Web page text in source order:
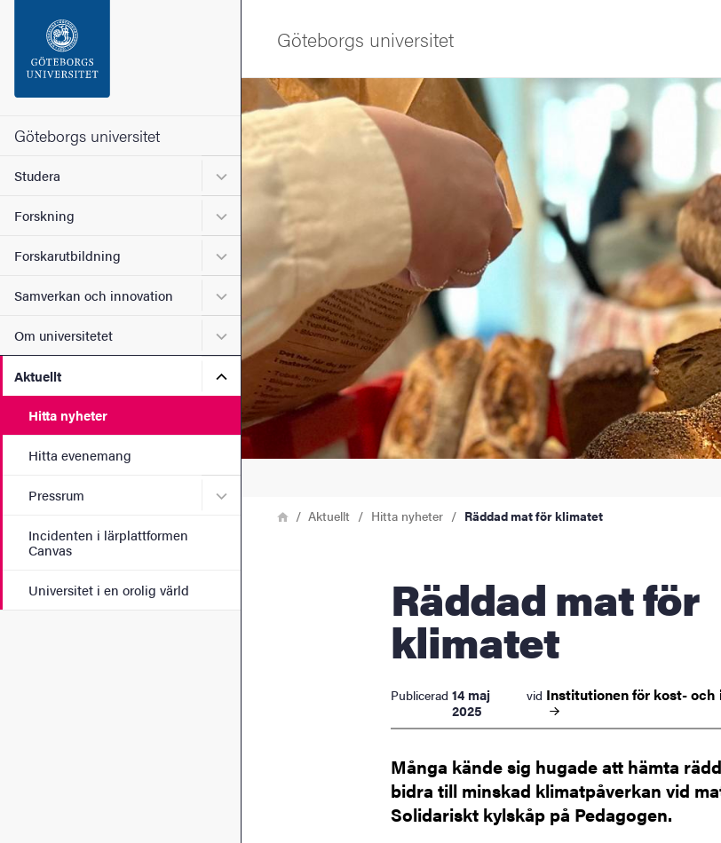
Sidfoten
Om webbplatsen
Göteborgs universitet
Studera Undermeny för Studera
Forskning Undermeny för Forskning
Forskarutbildning Undermeny för Forskarutbildning
Samverkan och innovation Undermeny för Samverkan och innovation
Om universitetet Undermeny för Om universitetet
Aktuellt Undermeny för Aktuellt
Hitta nyheter
Hitta evenemang
Pressrum Undermeny för Pressrum
Incidenten i lärplattformen
Canvas
Universitet i en orolig värld
Göteborgs universitet
Bild
LänkstigHemAktuellt Hitta nyheter Räddad mat för klimatet
Räddad mat för
klimatet
Publicerad 14 maj
2025
vid Institutionen för kost- och
Många kände sig hugade att hämta
bidra till minskad klimatpåverkan vid
Solidariskt kylskåp på Pedagogen.